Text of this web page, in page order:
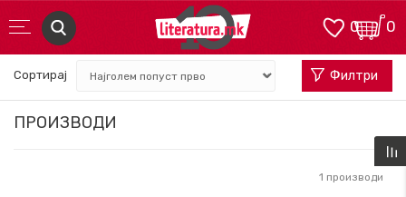
0
0
ПРОИЗВОДИ
Сортирај Филтри
1 производи